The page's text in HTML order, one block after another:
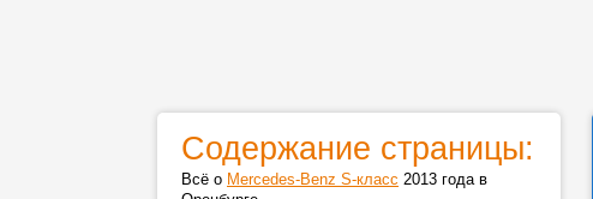
Содержание страницы:
Всё о Mercedes-Benz S-класс 2013 года в